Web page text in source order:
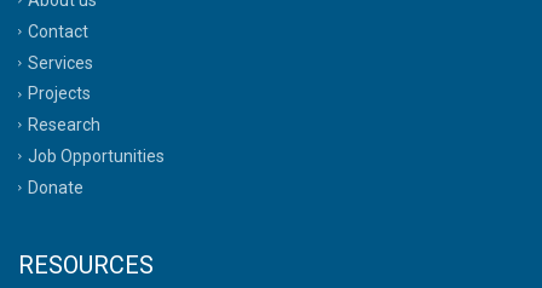
Contact
Services
Projects
Research
Job Opportunities
Donate
RESOURCES